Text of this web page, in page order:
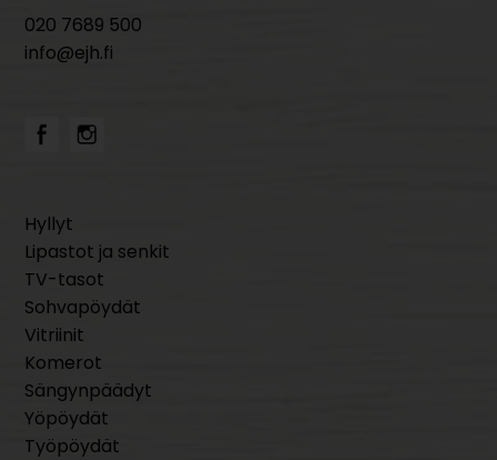
020 7689 500
info@ejh.fi
Hyllyt
Lipastot ja senkit
TV-tasot
Sohvapöydät
Vitriinit
Komerot
Sängynpäädyt
Yöpöydät
Työpöydät